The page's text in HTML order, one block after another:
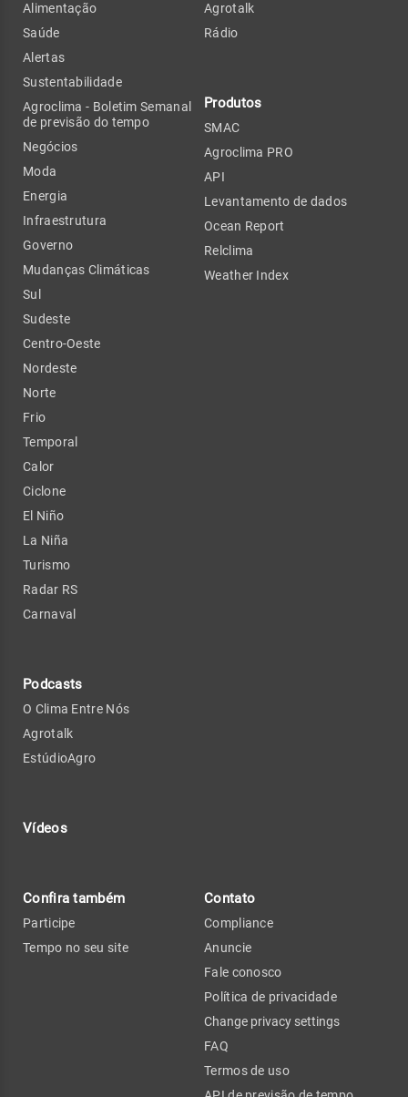
Alimentação
Saúde
Alertas
Sustentabilidade
Agroclima - Boletim Semanal
de previsão do tempo
Negócios
Moda
Energia
Infraestrutura
Governo
Mudanças Climáticas
Sul
Sudeste
Centro-Oeste
Nordeste
Norte
Frio
Temporal
Calor
Ciclone
El Niño
La Niña
Turismo
Radar RS
Carnaval
Podcasts
O Clima Entre Nós
Agrotalk
EstúdioAgro
Vídeos
Agrotalk
Rádio
Produtos
SMAC
Agroclima PRO
API
Levantamento de dados
Ocean Report
Relclima
Weather Index
Confira também
Participe
Tempo no seu site
Contato
Compliance
Anuncie
Fale conosco
Política de privacidade
Change privacy settings
FAQ
Termos de uso